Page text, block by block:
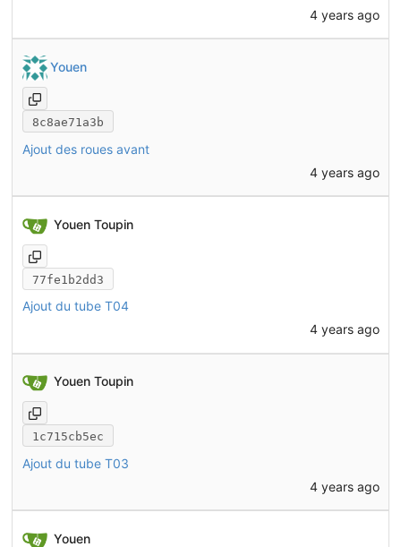
4 years ago
Youen
8c8ae71a3b
Ajout des roues avant
4 years ago
Youen Toupin
77fe1b2dd3
Ajout du tube T04
4 years ago
Youen Toupin
1c715cb5ec
Ajout du tube T03
4 years ago
Youen